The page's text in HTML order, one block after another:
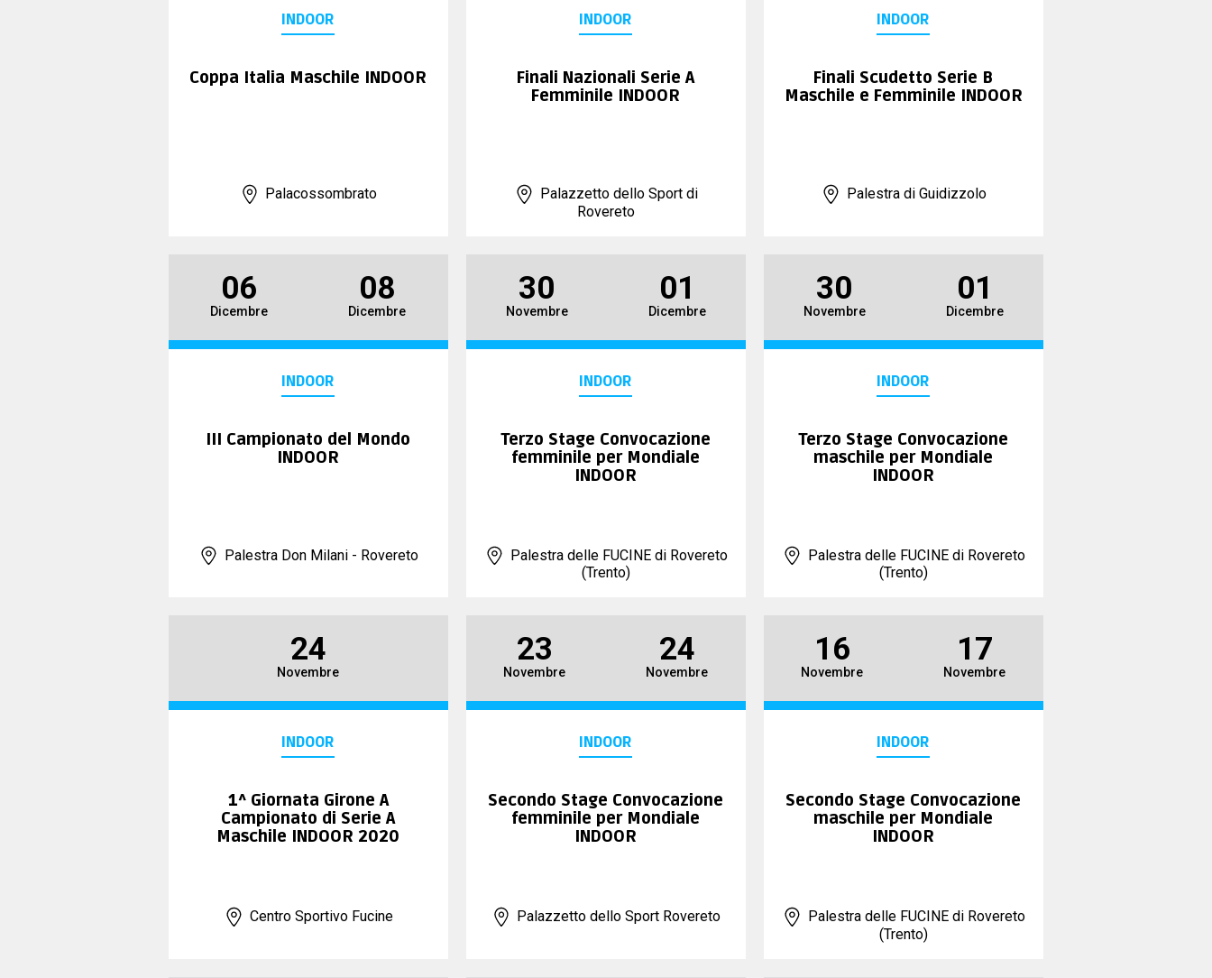
INDOOR
Coppa Italia Maschile INDOOR
Palacossombrato
INDOOR
Finali Nazionali Serie A
Femminile INDOOR
Palazzetto dello Sport di
Rovereto
INDOOR
Finali Scudetto Serie B
Maschile e Femminile INDOOR
Palestra di Guidizzolo
06
Dicembre
08
Dicembre
INDOOR
III Campionato del Mondo
INDOOR
Palestra Don Milani - Rovereto
30
Novembre
01
Dicembre
INDOOR
Terzo Stage Convocazione
femminile per Mondiale
INDOOR
Palestra delle FUCINE di Rovereto
(Trento)
30
Novembre
01
Dicembre
INDOOR
Terzo Stage Convocazione
maschile per Mondiale
INDOOR
Palestra delle FUCINE di Rovereto
(Trento)
24
Novembre
INDOOR
1^ Giornata Girone A
Campionato di Serie A
Maschile INDOOR 2020
Centro Sportivo Fucine
23
Novembre
24
Novembre
INDOOR
Secondo Stage Convocazione
femminile per Mondiale
INDOOR
Palazzetto dello Sport Rovereto
16
Novembre
17
Novembre
INDOOR
Secondo Stage Convocazione
maschile per Mondiale
INDOOR
Palestra delle FUCINE di Rovereto
(Trento)